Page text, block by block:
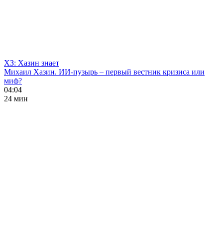
ХЗ: Хазин знает
Михаил Хазин. ИИ-пузырь – первый вестник кризиса или
миф?
04:04
24 мин